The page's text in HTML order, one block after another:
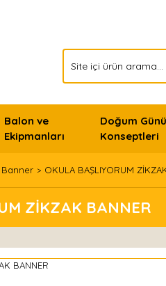
Balon ve
Ekipmanları
Doğum Günü
Konseptleri
Banner OKULA BAŞLIYORUM
ZİKZAK BANNER